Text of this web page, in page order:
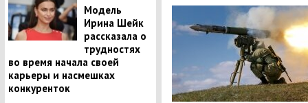
Модель
Ирина Шейк
рассказала о
трудностях
во время начала своей
карьеры и насмешках
конкуренток